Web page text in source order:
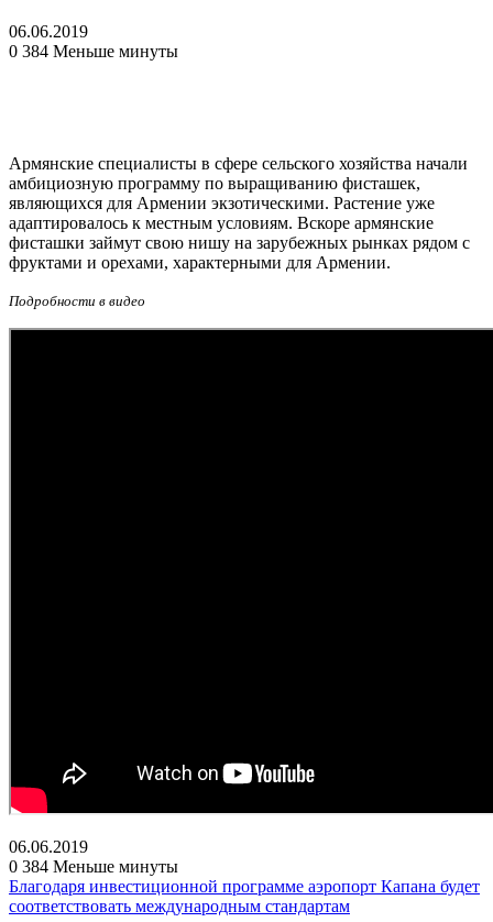
06.06.2019
0 384 Меньше минуты
Армянские специалисты в сфере сельского хозяйства начали
амбициозную программу по выращиванию фисташек,
являющихся для Армении экзотическими. Растение уже
адаптировалось к местным условиям. Вскоре армянские
фисташки займут свою нишу на зарубежных рынках рядом с
фруктами и орехами, характерными для Армении.
Подробности в видео
06.06.2019
0 384 Меньше минуты
Благодаря инвестиционной программе аэропорт Капана будет
соответствовать международным стандартам